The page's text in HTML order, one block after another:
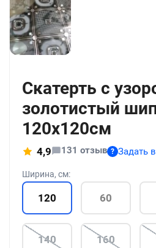
Скатерть с
золотистый
120x120см
4,9 131 отзыв ? Задать
Ширина, см:
120 60
140 160